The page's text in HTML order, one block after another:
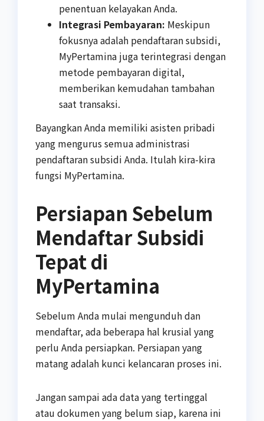
penentuan kelayakan Anda.
Integrasi Pembayaran: Meskipun
fokusnya adalah pendaftaran subsidi,
MyPertamina juga terintegrasi dengan
metode pembayaran digital,
memberikan kemudahan tambahan
saat transaksi.
Bayangkan Anda memiliki asisten pribadi
yang mengurus semua administrasi
pendaftaran subsidi Anda. Itulah kira-kira
fungsi MyPertamina.
Persiapan Sebelum
Mendaftar Subsidi
Tepat di
MyPertamina
Sebelum Anda mulai mengunduh dan
mendaftar, ada beberapa hal krusial yang
perlu Anda persiapkan. Persiapan yang
matang adalah kunci kelancaran proses ini.
Jangan sampai ada data yang tertinggal
atau dokumen yang belum siap, karena ini